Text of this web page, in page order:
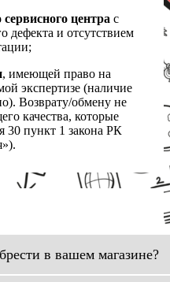
центра с
дефекта и отсутствием
, имеющей право на
экспертизе (наличие
Возврату/обмену не
качества, которые
30 пункт 1 закона РК
в вашем магазине?